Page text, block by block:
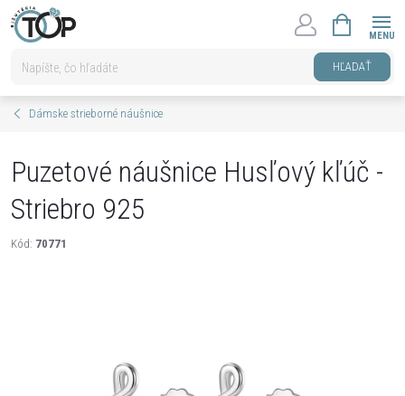
Prejsť
na
HĽADAŤ
KOŠÍK
Dámske strieborné náušnice
Puzetové náušnice Husľový kľúč -
Striebro 925
Kód: 70771